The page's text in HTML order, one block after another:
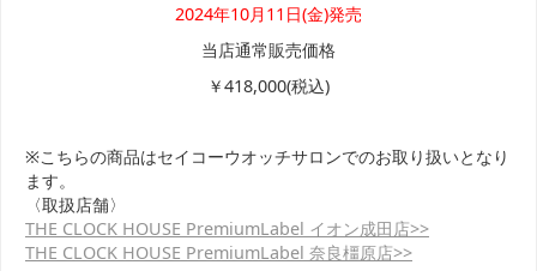
2024年10月11日(金)発売
当店通常販売価格
￥418,000(税込)
※こちらの商品はセイコーウオッチサロンでのお取り扱いとなり
ます。
〈取扱店舗〉
THE CLOCK HOUSE PremiumLabel イオン成田店>>
THE CLOCK HOUSE PremiumLabel 奈良橿原店>>